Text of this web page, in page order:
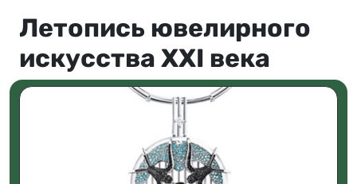
Летопись ювелирного
искусства XXI века